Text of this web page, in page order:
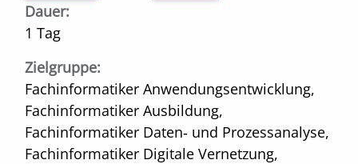
Dauer:
1 Tag
Zielgruppe:
Fachinformatiker Anwendungsentwicklung,
Fachinformatiker Ausbildung,
Fachinformatiker Daten‑ und Prozessanalyse,
Fachinformatiker Digitale Vernetzung,